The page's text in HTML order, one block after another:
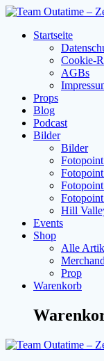
Zum
springenStartseite
Cookie-
AGBs
Props
Blog
Podcast
Bilder
Bilder
Hill
Events
Shop
Alle
Prop
Warenkorb